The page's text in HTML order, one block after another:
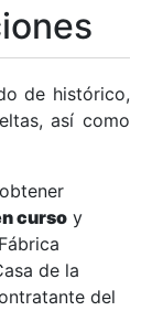
de histórico,
así como
curso y
de la
del